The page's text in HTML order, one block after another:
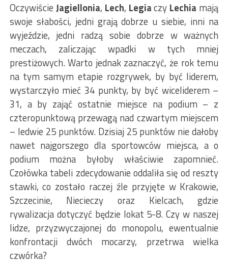
Oczywiście Jagiellonia, Lech, Legiaczy Lechia mają
swoje słabości, jedni grają dobrze u siebie, inni na
wyjeździe, jedni radzą sobie dobrze w ważnych
meczach, zaliczając wpadki w tych mniej
prestiżowych. Warto jednak zaznaczyć, że rok temu
na tym samym etapie rozgrywek, by być liderem,
wystarczyło mieć 34 punkty, by być wiceliderem –
31, a by zająć ostatnie miejsce na podium – z
czteropunktową przewagą nad czwartym miejscem
– ledwie 25 punktów. Dzisiaj 25 punktów nie dałoby
nawet najgorszego dla sportowców miejsca, a o
podium można byłoby właściwie zapomnieć.
Czołówka tabeli zdecydowanie oddaliła się od reszty
stawki, co zostało raczej źle przyjęte w Krakowie,
Szczecinie, Niecieczy oraz Kielcach, gdzie
rywalizacja dotyczyć będzie lokat 5-8. Czy w naszej
lidze, przyzwyczajonej do monopolu, ewentualnie
konfrontacji dwóch mocarzy, przetrwa wielka
czwórka?